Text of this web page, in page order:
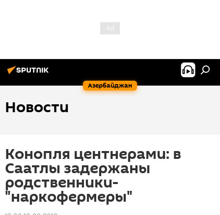
Азербайджан
Новости
Конопля центнерами: в
Саатлы задержаны
родственники-
"наркофермеры"